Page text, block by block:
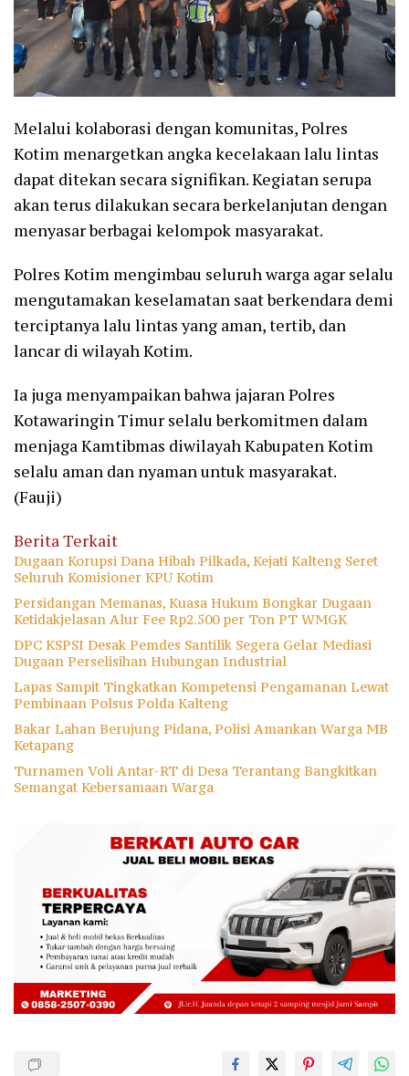
Melalui kolaborasi dengan komunitas, Polres
Kotim menargetkan angka kecelakaan lalu lintas
dapat ditekan secara signifikan. Kegiatan serupa
akan terus dilakukan secara berkelanjutan dengan
menyasar berbagai kelompok masyarakat.
Polres Kotim mengimbau seluruh warga agar selalu
mengutamakan keselamatan saat berkendara demi
terciptanya lalu lintas yang aman, tertib, dan
lancar di wilayah Kotim.
Ia juga menyampaikan bahwa jajaran Polres
Kotawaringin Timur selalu berkomitmen dalam
menjaga Kamtibmas diwilayah Kabupaten Kotim
selalu aman dan nyaman untuk masyarakat.
(Fauji)
Berita Terkait
Dugaan Korupsi Dana Hibah Pilkada, Kejati Kalteng Seret
Seluruh Komisioner KPU Kotim
Persidangan Memanas, Kuasa Hukum Bongkar Dugaan
Ketidakjelasan Alur Fee Rp2.500 per Ton PT WMGK
DPC KSPSI Desak Pemdes Santilik Segera Gelar Mediasi
Dugaan Perselisihan Hubungan Industrial
Lapas Sampit Tingkatkan Kompetensi Pengamanan Lewat
Pembinaan Polsus Polda Kalteng
Bakar Lahan Berujung Pidana, Polisi Amankan Warga MB
Ketapang
Turnamen Voli Antar-RT di Desa Terantang Bangkitkan
Semangat Kebersamaan Warga